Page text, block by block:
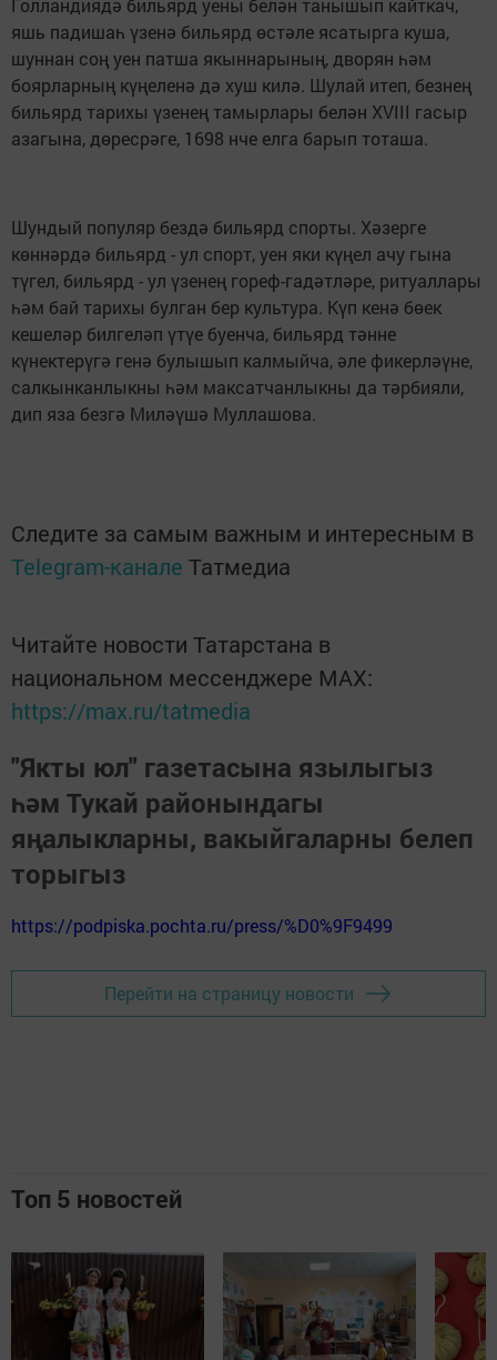
яшь падишаһ үзенә бильярд өстәле ясатырга куша,
шуннан соң уен патша якыннарының, дворян һәм
боярларның күңеленә дә хуш килә. Шулай итеп, безнең
бильярд тарихы үзенең тамырлары белән XVIII гасыр
азагына, дөресрәге, 1698 нче елга барып тоташа.
Шундый популяр бездә бильярд спорты. Хәзерге
көннәрдә бильярд - ул спорт, уен яки күңел ачу гына
түгел, бильярд - ул үзенең гореф-гадәтләре, ритуаллары
һәм бай тарихы булган бер культура. Күп кенә бөек
кешеләр билгеләп үтүе буенча, бильярд тәнне
күнектерүгә генә булышып калмыйча, әле фикерләүне,
салкынканлыкны һәм максатчанлыкны да тәрбияли,
дип яза безгә Миләүшә Муллашова.
Следите за самым важным и интересным в
Telegram-канале Татмедиа
Читайте новости Татарстана в
национальном мессенджере MАХ:
https://max.ru/tatmedia
"Якты юл" газетасына язылыгыз
һәм Тукай районындагы
яңалыкларны, вакыйгаларны белеп
торыгыз
https://podpiska.pochta.ru/press/%D0%9F9499
Перейти на страницу новости
Топ 5 новостей